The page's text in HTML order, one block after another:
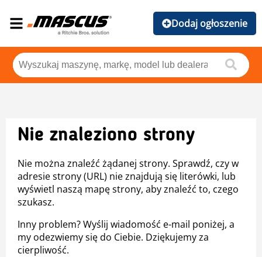
Dodaj ogłoszenie
Nie znaleziono strony
Nie można znaleźć żądanej strony. Sprawdź, czy w
adresie strony (URL) nie znajdują się literówki, lub
wyświetl naszą mapę strony, aby znaleźć to, czego
szukasz.
Inny problem? Wyślij wiadomość e-mail poniżej, a
my odezwiemy się do Ciebie. Dziękujemy za
cierpliwość.